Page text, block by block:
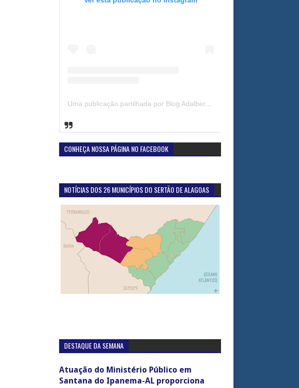
Uma publicação partilhada por Blog Adalberto Gomes Noticias (@blogadalbertogomesnoticiass)
CONHEÇA NOSSA PÁGINA NO FACEBOOK
NOTÍCIAS DOS 26 MUNICÍPIOS DO SERTÃO DE ALAGOAS
DESTAQUE DA SEMANA
Atuação do Ministério Público em
Santana do Ipanema-AL proporciona